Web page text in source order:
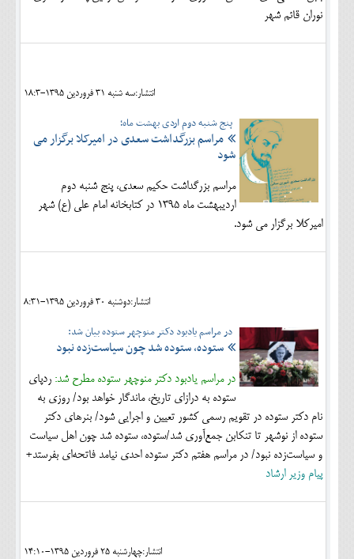
نوران قائم شهر
انتشار:سه شنبه 31 فروردين 1395-18:3
پنج شنبه دوم اردی بهشت ماه؛
مراسم بزرگداشت سعدی در امیرکلا برگزار می
شود
مراسم بزرگداشت حکیم سعدی، پنج شنبه دوم
اردیبهشت ماه 1395 در کتابخانه امام علی (ع) شهر
امیرکلا برگزار می شود.
انتشار:دوشنبه 30 فروردين 1395-8:31
در مراسم یادبود دکتر منوچهر ستوده بیان شد:
ستوده، ستوده شد چون سیاست‌زده نبود
در مراسم یادبود دکتر منوچهر ستوده مطرح شد: ردپای
ستوده به درازای تاریخ، ماندگار خواهد بود/ روزی به
نام دکتر ستوده در تقویم رسمی کشور تعیین و اجرایی شود/ بنرهای دکتر
ستوده از نوشهر تا تنکابن جمع‌آوری شد/ستوده، ستوده شد چون اهل سیاست
و سیاست‌زده نبود/ در مراسم هفتم دکتر ستوده احدی نیامد فاتحه‌ای بفرستد+
پیام وزیر ارشاد
انتشار:چهارشنبه 25 فروردين 1395-14:10